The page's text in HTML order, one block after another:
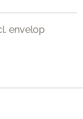
envelop